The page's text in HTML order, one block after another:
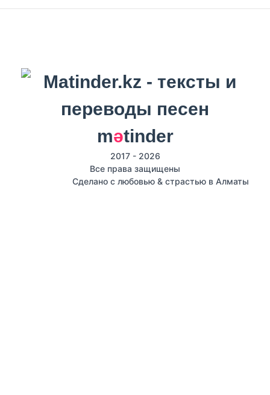
mәtinder
2017 - 2026
Все права защищены
Сделано с любовью & страстью в Алматы